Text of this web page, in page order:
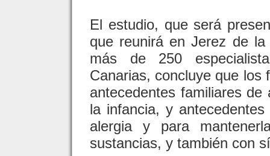
El estudio, que será
que reunirá en Jerez de
más de 250
Canarias, concluye que los
antecedentes familiares
la infancia, y
alergia y para
sustancias, y también con